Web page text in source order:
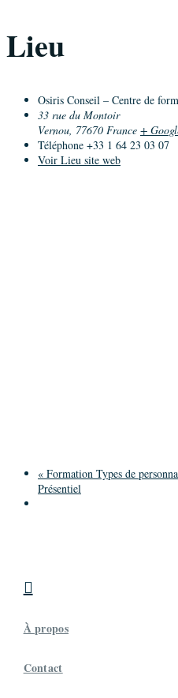
Lieu
Osiris Conseil – Centre de
33 rue du Montoir
Vernou, 77670 France +
Téléphone +33 1 64 23 03 07
Voir Lieu site web
« Formation Types de
Présentiel

À propos
Contact